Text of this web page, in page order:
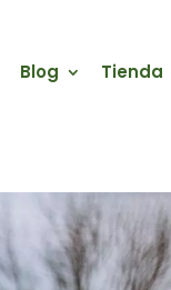
Blog Tienda